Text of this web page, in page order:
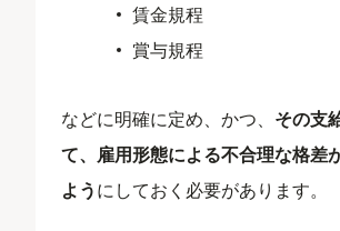
賃金規程
賞与規程
などに明確に定め、かつ、 その支
て、雇用形態による不合理な格差
ようにしておく必要があります。